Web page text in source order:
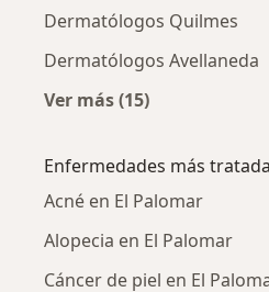
Dermatólogos Quilmes
Dermatólogos Avellaneda
Ver más (15)
Enfermedades más
Acné en El Palomar
Alopecia en El Palomar
Cáncer de piel en El